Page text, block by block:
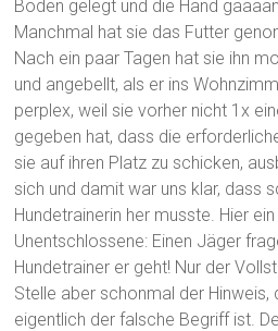
Boden gelegt und die Hand
Manchmal hat sie das Futter
Nach ein paar Tagen hat sie ihn
und angebellt, als er ins
perplex, weil sie vorher nicht 1x
gegeben hat, dass die
sie auf ihren Platz zu schicken,
sich und damit war uns klar, dass
Hundetrainerin her musste. Hier
Unentschlossene: Einen Jäger
Hundetrainer er geht! Nur der
Stelle aber schonmal der Hinweis,
eigentlich der falsche Begriff ist.